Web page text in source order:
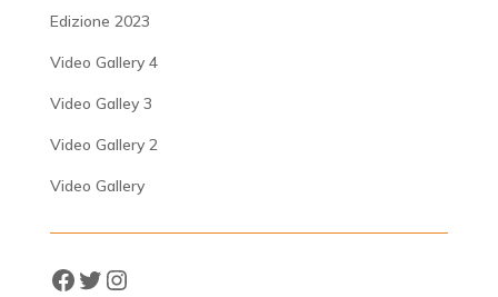
Edizione 2023
Video Gallery 4
Video Galley 3
Video Gallery 2
Video Gallery
Facebook
Twitter
Instagram